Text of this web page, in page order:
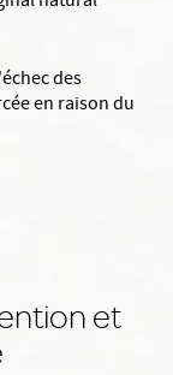
des
en raison du
et